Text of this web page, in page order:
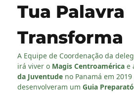
Tua Palavra
Transforma
A Equipe de Coordenação da
irá viver o Magis Centroamérica e
da Juventude no Panamá em 2019
desenvolveram um Guia